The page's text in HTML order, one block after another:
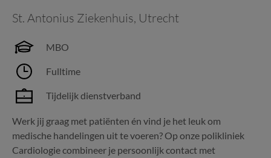
St. Antonius Ziekenhuis, Utrecht
MBO
Fulltime
Tijdelijk dienstverband
Werk jij graag met patiënten én vind je het leuk om
medische handelingen uit te voeren? Op onze polikliniek
Cardiologie combineer je persoonlijk contact met